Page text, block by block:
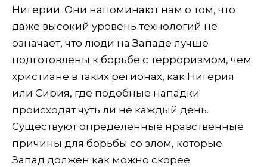
Нигерии. Они напоминают нам о том, что
даже высокий уровень технологий не
означает, что люди на Западе лучше
подготовлены к борьбе с терроризмом, чем
христиане в таких регионах, как Нигерия
или Сирия, где подобные нападки
происходят чуть ли не каждый день.
Существуют определенные нравственные
причины для борьбы со злом, которые
Запад должен как можно скорее